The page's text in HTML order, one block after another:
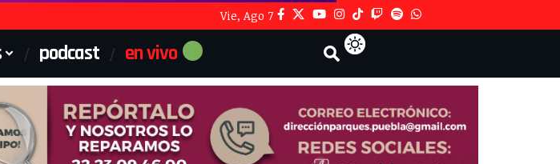
Vie, Ago 7
podcast en vivo